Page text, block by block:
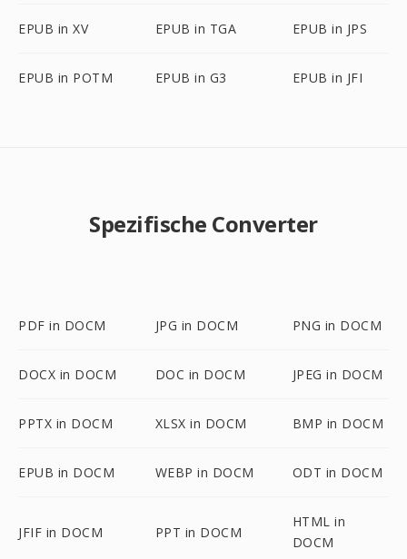
EPUB in XV EPUB in TGA EPUB in JPS
EPUB in POTM EPUB in G3 EPUB in JFI
Spezifische Converter
PDF in DOCM JPG in DOCM PNG in DOCM
DOCX in DOCM DOC in DOCM JPEG in DOCM
PPTX in DOCM XLSX in DOCM BMP in DOCM
EPUB in DOCM WEBP in DOCM ODT in DOCM
JFIF in DOCM PPT in DOCM
HTML in
DOCM